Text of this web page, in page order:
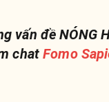
vấn đề NÓNG
chat Fomo